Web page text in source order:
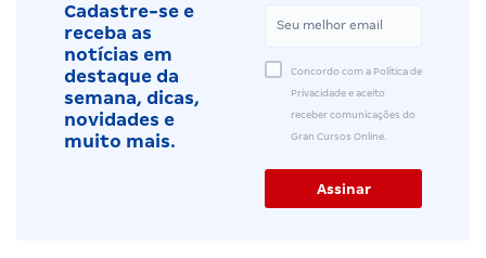
Cadastre-se e
receba as
notícias em
destaque da
semana, dicas,
novidades e
muito mais.
Concordo com a Política de
Privacidade e aceito
receber comunicações do
Gran Cursos Online.